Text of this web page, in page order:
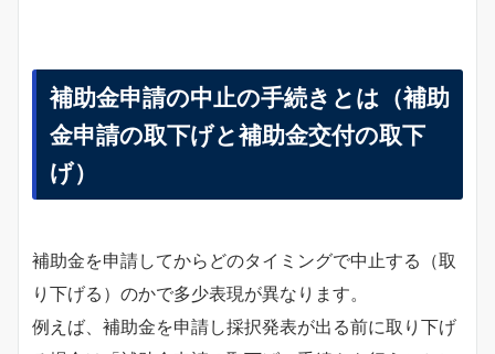
補助金申請の中止の手続きとは（補助
金申請の取下げと補助金交付の取下
げ）
補助金を申請してからどのタイミングで中止する（取
り下げる）のかで多少表現が異なります。
例えば、補助金を申請し採択発表が出る前に取り下げ